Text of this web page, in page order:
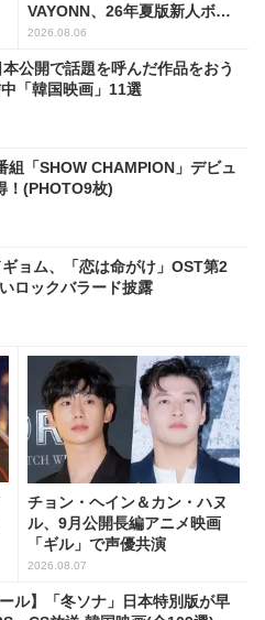
VAYONN、26年夏版新人ボー
イズグループ人気No.1に
2026.08.06
公開で話題を呼んだ作品をおう
「韓国映画」11選
組「SHOW CHAMPION」デビュ
！(PHOTO9枚)
ョム、「恋は命がけ」OST第2
ロックバラード披露
チョン・ヘイン＆カン・ハヌ
ル、9月公開長編アニメ映画
「ギル」で声優共演
2026.08.07
ル】「冬ソナ」日本特別版が早